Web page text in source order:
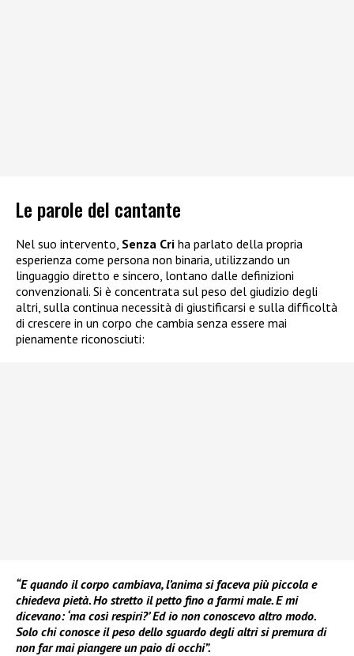
Le parole del cantante
Nel suo intervento, Senza Cri ha parlato della propria
esperienza come persona non binaria, utilizzando un
linguaggio diretto e sincero, lontano dalle definizioni
convenzionali. Si è concentrata sul peso del giudizio degli
altri, sulla continua necessità di giustificarsi e sulla difficoltà
di crescere in un corpo che cambia senza essere mai
pienamente riconosciuti:
“E quando il corpo cambiava, l’anima si faceva più piccola e
chiedeva pietà. Ho stretto il petto fino a farmi male. E mi
dicevano: ‘ma così respiri?’ Ed io non conoscevo altro modo.
Solo chi conosce il peso dello sguardo degli altri si premura di
non far mai piangere un paio di occhi”.